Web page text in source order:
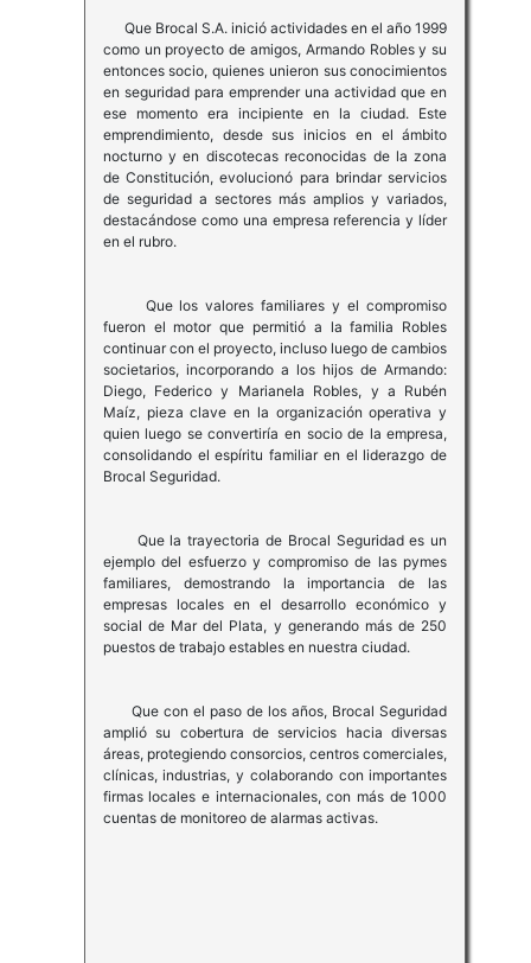
Que Brocal S.A. inició actividades en el año 1999
como un proyecto de amigos, Armando Robles y su
entonces socio, quienes unieron sus conocimientos
en seguridad para emprender una actividad que en
ese momento era incipiente en la ciudad. Este
emprendimiento, desde sus inicios en el ámbito
nocturno y en discotecas reconocidas de la zona
de Constitución, evolucionó para brindar servicios
de seguridad a sectores más amplios y variados,
destacándose como una empresa referencia y líder
en el rubro.
Que los valores familiares y el compromiso
fueron el motor que permitió a la familia Robles
continuar con el proyecto, incluso luego de cambios
societarios, incorporando a los hijos de Armando:
Diego, Federico y Marianela Robles, y a Rubén
Maíz, pieza clave en la organización operativa y
quien luego se convertiría en socio de la empresa,
consolidando el espíritu familiar en el liderazgo de
Brocal Seguridad.
Que la trayectoria de Brocal Seguridad es un
ejemplo del esfuerzo y compromiso de las pymes
familiares, demostrando la importancia de las
empresas locales en el desarrollo económico y
social de Mar del Plata, y generando más de 250
puestos de trabajo estables en nuestra ciudad.
Que con el paso de los años, Brocal Seguridad
amplió su cobertura de servicios hacia diversas
áreas, protegiendo consorcios, centros comerciales,
clínicas, industrias, y colaborando con importantes
firmas locales e internacionales, con más de 1000
cuentas de monitoreo de alarmas activas.